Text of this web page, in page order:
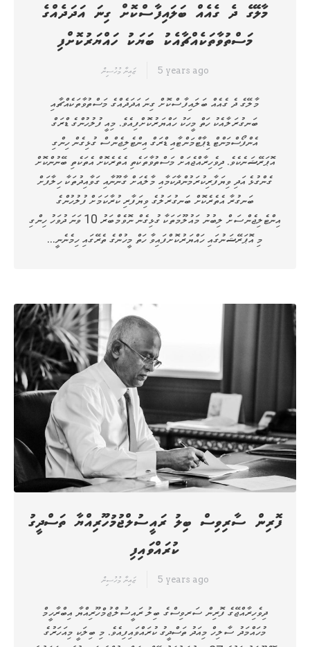
މާލޭގެ ދެ ގެއެއް ބަލައިފާސްކޮށް ގިނަ އަދަދެއްގެ
މަސްތުވާތަކެއްޗާއެކު ބަޔަކު ހައްޔަރުކޮށްފި
ޒައިނާ މުހުސިން 5 years ago
މާލޭގެ ދެ ގެއެއް ބަލައިފާސްކޮށް ގިނަ އަދަދެއްގެ މަސްތުވާތަކެއްޗާއި
ބަނގުރަލާއެކު ހަތް މީހަކު ހައްޔަރުކޮށްފިއެވެ. މިއީ ފުލުހުންގެ ޑްރަގް
އެންފޯސްމަންޓް ޑިޕާޓްމަންޓާއި ޑްރަގް އިންޓެލިޖެންސް ގުޅިގެން ހިންގި
އޮޕަރޭޝަނެކެވެ. ދިވެހިރާއްޖެއަށް މަސްތުވާތަކެތި އެތެރެކޮށް އެތަކެތި ބޭނުންކޮށް
ގެންގުޅެ އަދި ވިޔަފާރިކުރަމުންދާކަމާއި މާލެއަށް ގާނޫނާއި ގަވާއިދުތަކާ ހިލާފަށް
ބަނގުރާ އެތެރެކޮށް ބަނގުރަލުގެ ވިޔަފާރި ކުރާކަމަށް ފުލުހުންގެ
އިންޓެލިޖެންސަށް ލިބުނު މައުލޫމަތަކާ ގުޅިގެން ނޮވެމްބަރު 10 ވަނަ ދުވަހު ހިންގި
މި އޮޕަރޭޝަނުގައި ހައްޔަރުކޮށްފައިވާ ހަތް މީހުންގެ ތެރޭގައި ހިމެނެނީ…
ފޮރިން ސާރިވިސް ބިލު ރައީސުލްޖުމުހޫރިއްޔާ ތަސްދީގު
ކުރައްވައިފި
ޒައިނާ މުހުސިން 5 years ago
ދިވެހިރާއްޖޭގެ ފޮރިން ސަރވިސްގެ ބިލު ރައީސުލްޖުމްހޫރިއްޔާ އިބްރާހީމް
މުހައްމަދު ސާލިހް މިއަދު ތަސްދީގު ކުރައްވައިފިއެވެ. މި ބިލަކީ މިއަހަރުގެ